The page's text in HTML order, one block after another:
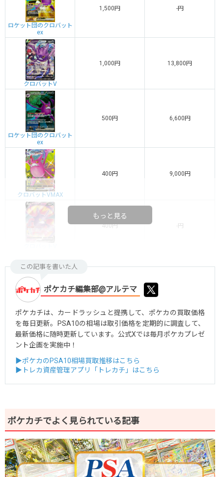
ロケット団のクロバット
ex
1,500円 -円
クロバットV
1,000円 13,800円
ロケット団のクロバット
ex
500円 6,600円
クロバットVMAX
400円 9,000円
400円 -円
もっと見る
この記事を書いた人
ポケカチ編集部@アルテマ
ポケカチは、カードラッシュと提携して、ポケカの買取価格
を毎日更新。PSA10の相場は取引価格を定期的に調査して、
最新価格に随時更新しています。公式Xでは毎月ポケカプレゼ
ント企画を実施中！
▶ポケカのPSA10相場買取推移はこちら
▶トレカ資産管理アプリ「トレカチ」はこちら
ポケカチでよく見られている記事